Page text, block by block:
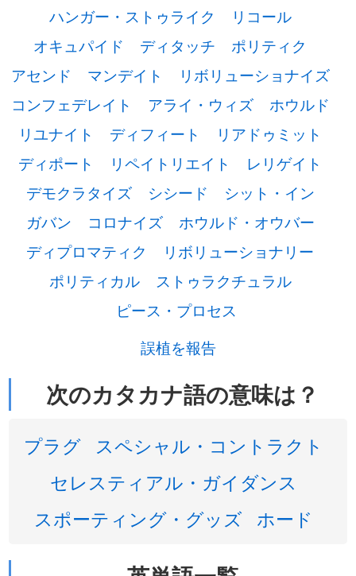
ハンガー・ストゥライク
リコール
オキュパイド
ディタッチ
ポリティク
アセンド
マンデイト
リボリューショナイズ
コンフェデレイト
アライ・ウィズ
ホウルド
リユナイト
ディフィート
リアドゥミット
ディポート
リペイトリエイト
レリゲイト
デモクラタイズ
シシード
シット・イン
ガバン
コロナイズ
ホウルド・オウバー
ディプロマティク
リボリューショナリー
ポリティカル
ストゥラクチュラル
ピース・プロセス
誤植を報告
次のカタカナ語の意味は？
プラグ
スペシャル・コントラクト
セレスティアル・ガイダンス
スポーティング・グッズ ホード